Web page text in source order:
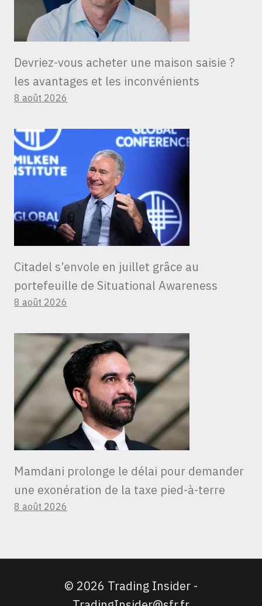
Devriez-vous acheter une maison saisie ?
les avantages et les inconvénients
8 août 2026
Citadel s’envole en juillet grâce au
portefeuille de Situational Awareness
8 août 2026
Mamdani prolonge le délai pour demander
une exonération de la taxe pied-à-terre
8 août 2026
© 2026 Trading Insider -